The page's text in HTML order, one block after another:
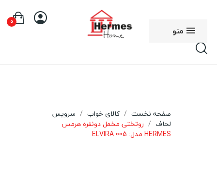
منو
0
صفحه نخست کالای خواب
سرویس
لحاف
روتختی مخمل دونفره هرمس
HERMES مدل: ELVIRA 005